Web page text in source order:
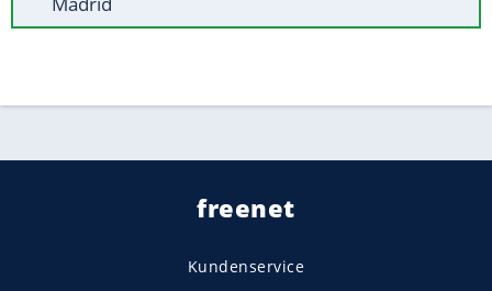
freenet
Kundenservice